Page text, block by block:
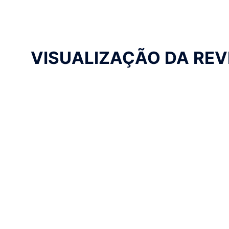
VISUALIZAÇÃO DA